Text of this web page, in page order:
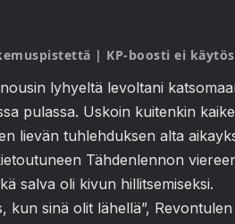
| KP-boosti ei
lyhyeltä levoltani
pulassa. Uskoin kuitenkin
lievän tuhlehduksen alta
Tähdenlennon
salva oli kivun hillitsemiseksi.
kun sinä olit lähellä”,